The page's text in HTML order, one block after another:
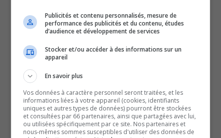
l’histoire de Roberto et Geneviève, un couple uni par
départ qu’un simple voyage en Italie s’est
transformé en une aventure gourmande : la
naissance deRoberto Pizza Romana, au cœur de
Chelsea. Un lieu où chaque bouchée raconte leur
histoire et où amour et saveurs ne font qu’un.
Publicités et contenu personnalisés, mesure de
performance des publicités et du contenu, études
d’audience et développement de services
Stocker et/ou accéder à des informations sur un
appareil
En savoir plus
Vos données à caractère personnel seront traitées, et les
informations liées à votre appareil (cookies, identifiants
uniques et autres types de données) pourront être stockées
et consultées par 66 partenaires, ainsi que partagées avec lui,
ou utilisées spécifiquement par ce site. Nos partenaires et
nous-mêmes sommes susceptibles d'utiliser des données de